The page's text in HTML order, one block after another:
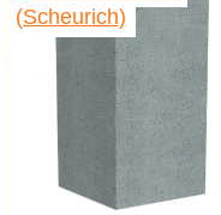
(Scheurich)